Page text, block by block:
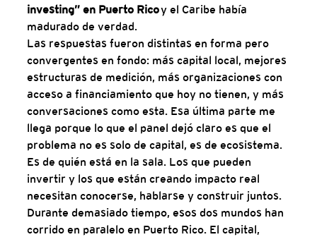
investing” en Puerto Rico y el Caribe había
madurado de verdad.
Las respuestas fueron distintas en forma pero
convergentes en fondo: más capital local, mejores
estructuras de medición, más organizaciones con
acceso a financiamiento que hoy no tienen, y más
conversaciones como esta. Esa última parte me
llega porque lo que el panel dejó claro es que el
problema no es solo de capital, es de ecosistema.
Es de quién está en la sala. Los que pueden
invertir y los que están creando impacto real
necesitan conocerse, hablarse y construir juntos.
Durante demasiado tiempo, esos dos mundos han
corrido en paralelo en Puerto Rico. El capital,